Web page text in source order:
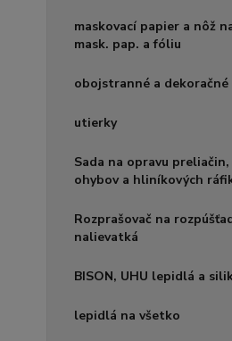
maskovací papier a nôž
mask. pap. a fóliu
obojstranné a dekoračné
utierky
Sada na opravu preliačin,
ohybov a hliníkových
Rozprašovač na
nalievatká
BISON, UHU lepidlá a
lepidlá na všetko